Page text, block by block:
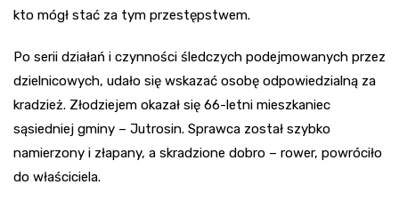
kto mógł stać za tym przestępstwem.
Po serii działań i czynności śledczych podejmowanych przez
dzielnicowych, udało się wskazać osobę odpowiedzialną za
kradzież. Złodziejem okazał się 66-letni mieszkaniec
sąsiedniej gminy – Jutrosin. Sprawca został szybko
namierzony i złapany, a skradzione dobro – rower, powróciło
do właściciela.